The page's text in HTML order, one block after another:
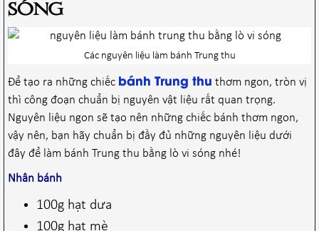
sóng
Các nguyên liệu làm bánh Trung thu
Để tạo ra những chiếc bánh Trung thu thơm ngon, tròn vị
thì công đoạn chuẩn bị nguyên vật liệu rất quan trọng.
Nguyên liệu ngon sẽ tạo nên những chiếc bánh thơm ngon,
vậy nên, bạn hãy chuẩn bị đầy đủ những nguyên liệu dưới
đây để làm bánh Trung thu bằng lò vi sóng nhé!
Nhân bánh
100g hạt dưa
100g hạt mè